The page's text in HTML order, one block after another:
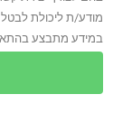
מודע/ת ליכולת
במידע מתבצע